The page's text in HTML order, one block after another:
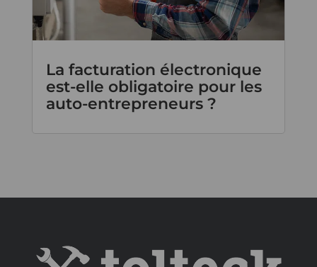
La facturation électronique
est-elle obligatoire pour les
auto-entrepreneurs ?